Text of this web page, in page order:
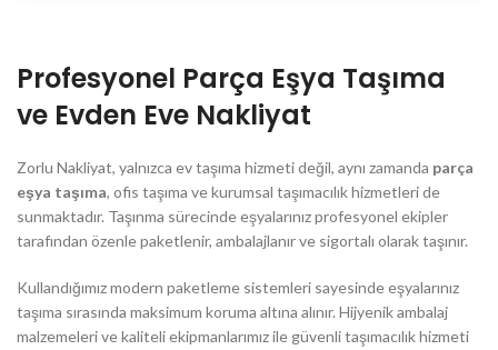
Profesyonel Parça Eşya Taşıma
ve Evden Eve Nakliyat
Zorlu Nakliyat, yalnızca ev taşıma hizmeti değil, aynı zamanda parça
eşya taşıma, ofis taşıma ve kurumsal taşımacılık hizmetleri de
sunmaktadır. Taşınma sürecinde eşyalarınız profesyonel ekipler
tarafından özenle paketlenir, ambalajlanır ve sigortalı olarak taşınır.
Kullandığımız modern paketleme sistemleri sayesinde eşyalarınız
taşıma sırasında maksimum koruma altına alınır. Hijyenik ambalaj
malzemeleri ve kaliteli ekipmanlarımız ile güvenli taşımacılık hizmeti